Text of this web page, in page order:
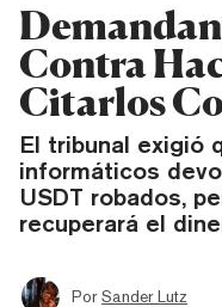
Contra
Citarlos
El tribunal exigió
informáticos
USDT robados,
recuperará el
Por Sander Lutz